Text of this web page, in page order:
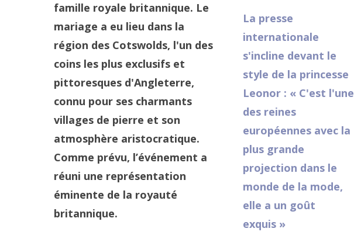
famille royale britannique. Le
mariage a eu lieu dans la
région des Cotswolds, l'un des
coins les plus exclusifs et
pittoresques d'Angleterre,
connu pour ses charmants
villages de pierre et son
atmosphère aristocratique.
Comme prévu, l’événement a
réuni une représentation
éminente de la royauté
britannique.
La presse
internationale
s'incline devant le
style de la princesse
Leonor : « C'est l'une
des reines
européennes avec la
plus grande
projection dans le
monde de la mode,
elle a un goût
exquis »